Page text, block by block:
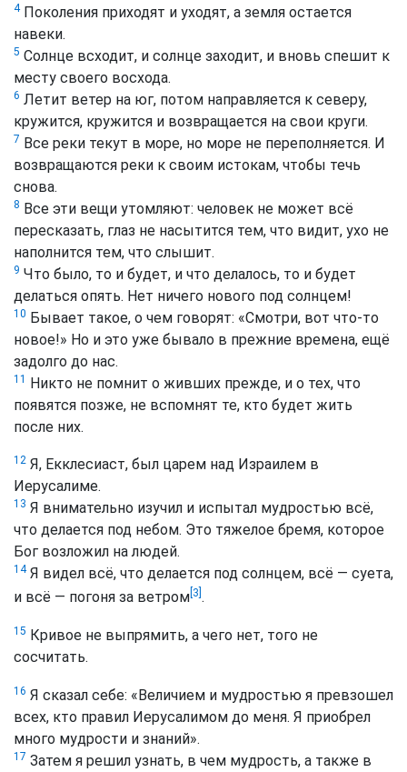
4Поколения приходят и уходят, а земля остается
навеки.
5 Солнце всходит, и солнце заходит, и вновь спешит к
месту своего восхода.
6 Летит ветер на юг, потом направляется к северу,
кружится, кружится и возвращается на свои круги.
7 Все реки текут в море, но море не переполняется. И
возвращаются реки к своим истокам, чтобы течь
снова.
8 Все эти вещи утомляют: человек не может всё
пересказать, глаз не насытится тем, что видит, ухо не
наполнится тем, что слышит.
9 Что было, то и будет, и что делалось, то и будет
делаться опять. Нет ничего нового под солнцем!
10 Бывает такое, о чем говорят: «Смотри, вот что-то
новое!» Но и это уже бывало в прежние времена, ещё
задолго до нас.
11 Никто не помнит о живших прежде, и о тех, что
появятся позже, не вспомнят те, кто будет жить
после них.
12 Я, Екклесиаст, был царем над Израилем в
Иерусалиме.
13 Я внимательно изучил и испытал мудростью всё,
что делается под небом. Это тяжелое бремя, которое
Бог возложил на людей.
14Я видел всё, что делается под солнцем, всё — суета,
и всё — погоня за ветром [3] .
15 Кривое не выпрямить, а чего нет, того не
сосчитать.
16 Я сказал себе: «Величием и мудростью я превзошел
всех, кто правил Иерусалимом до меня. Я приобрел
много мудрости и знаний».
17 Затем я решил узнать, в чем мудрость, а также в